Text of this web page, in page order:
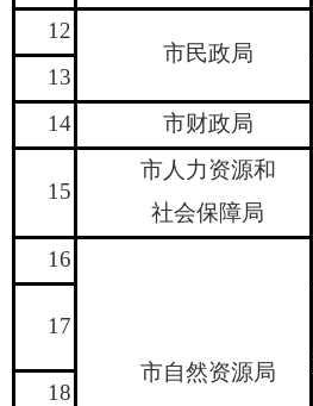
12
市民政局
13
14
市财政局
15
市人力资源和
社会保障局
16
市自然资源局
17
18